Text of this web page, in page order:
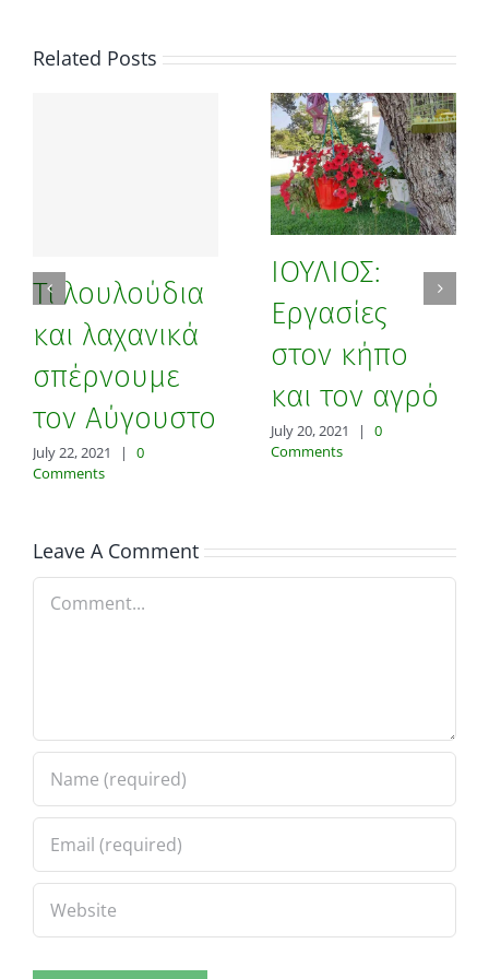
Related Posts
Τι λουλούδια
και λαχανικά
σπέρνουμε
τον Αύγουστο
July 22, 2021 |
0
Comments
ΙΟΥΛΙΟΣ:
Εργασίες
στον κήπο
και τον αγρό
July 20, 2021 |
0
Comments
Leave A Comment
Comment